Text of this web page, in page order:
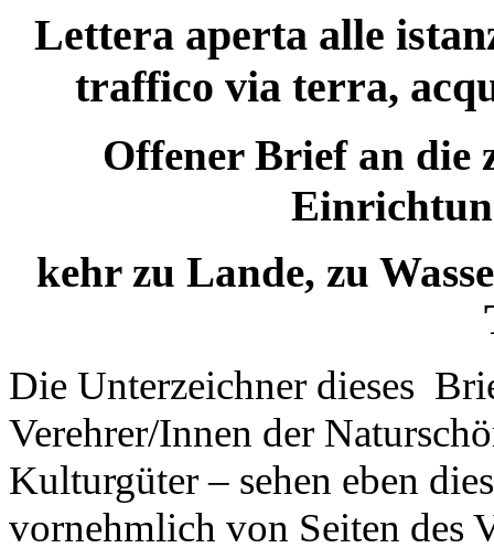
Lettera aperta alle
traffico via terra,
Offener Brief an die
kehr zu Lande, zu
Die Unterzeichner dieses
Verehrer/Innen der
Kulturgüter – sehen eben
vornehmlich von Seiten des